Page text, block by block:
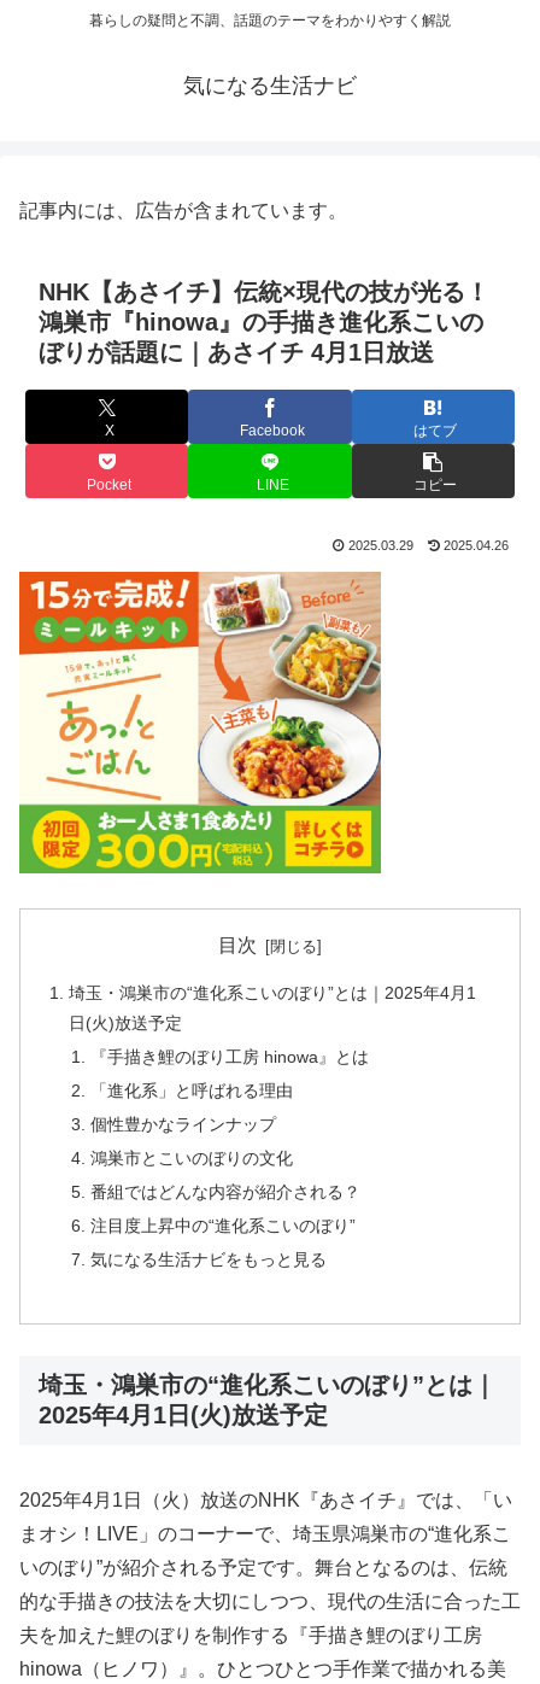
暮らしの疑問と不調、話題のテーマをわかりやすく解説
気になる生活ナビ
記事内には、広告が含まれています。
NHK【あさイチ】伝統×現代の技が光る！
鴻巣市『hinowa』の手描き進化系こいの
ぼりが話題に｜あさイチ 4月1日放送
X Facebook はてブ
Pocket LINE コピー
2025.03.29 2025.04.26
目次
埼玉・鴻巣市の“進化系こいのぼり”とは｜2025年4月1
日(火)放送予定
『手描き鯉のぼり工房 hinowa』とは
「進化系」と呼ばれる理由
個性豊かなラインナップ
鴻巣市とこいのぼりの文化
番組ではどんな内容が紹介される？
注目度上昇中の“進化系こいのぼり”
気になる生活ナビをもっと見る
埼玉・鴻巣市の“進化系こいのぼり”とは｜
2025年4月1日(火)放送予定
2025年4月1日（火）放送のNHK『あさイチ』では、「い
まオシ！LIVE」のコーナーで、埼玉県鴻巣市の“進化系こ
いのぼり”が紹介される予定です。舞台となるのは、伝統
的な手描きの技法を大切にしつつ、現代の生活に合った工
夫を加えた鯉のぼりを制作する『手描き鯉のぼり工房
hinowa（ヒノワ）』。ひとつひとつ手作業で描かれる美